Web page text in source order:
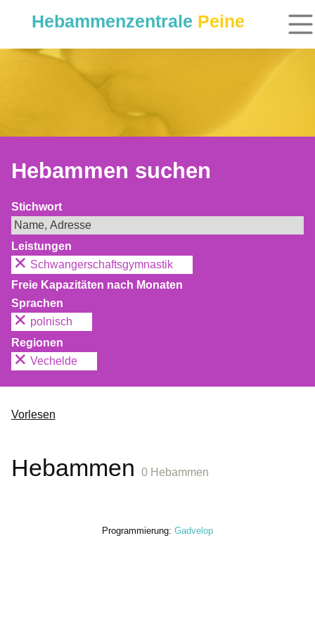
Hebammenzentrale Peine
Hebammen suchen
Stichwort
Leistungen
Schwangerschaftsgymnastik
Freie Kapazitäten nach Monaten
Sprachen
polnisch
Regionen
Vechelde
Vorlesen
Hebammen 0 Hebammen
Programmierung: Gadvelop